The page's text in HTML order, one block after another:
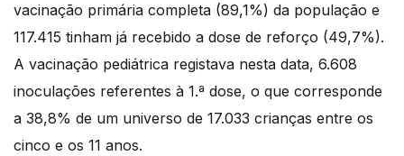
vacinação primária completa (89,1%) da população e
117.415 tinham já recebido a dose de reforço (49,7%).
A vacinação pediátrica registava nesta data, 6.608
inoculações referentes à 1.ª dose, o que corresponde
a 38,8% de um universo de 17.033 crianças entre os
cinco e os 11 anos.